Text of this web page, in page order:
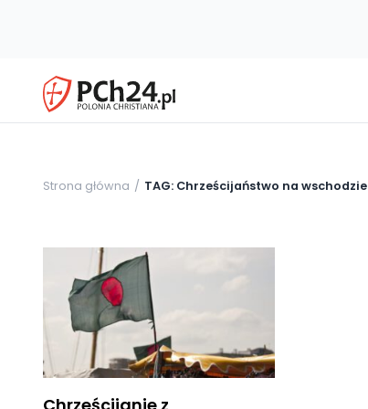
Strona główna TAG: Chrześcijaństwo na wschodzie